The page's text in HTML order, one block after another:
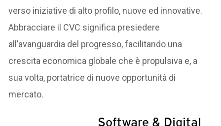
verso iniziative di alto profilo, nuove ed innovative.
Abbracciare il CVC significa presiedere
all’avanguardia del progresso, facilitando una
crescita economica globale che è propulsiva e, a
sua volta, portatrice di nuove opportunità di
mercato.